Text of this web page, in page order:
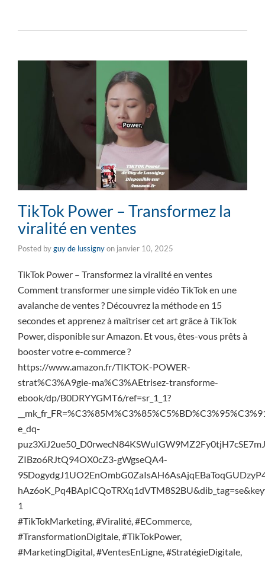
TikTok Power – Transformez la
viralité en ventes
Posted byguy de lussignyon janvier 10, 2025
TikTok Power – Transformez la viralité en ventes
Comment transformer une simple vidéo TikTok en une
avalanche de ventes ? Découvrez la méthode en 15
secondes et apprenez à maîtriser cet art grâce à TikTok
Power, disponible sur Amazon. Et vous, êtes-vous prêts à
booster votre e-commerce ?
https://www.amazon.fr/TIKTOK-POWER-
strat%C3%A9gie-ma%C3%AEtrisez-transforme-
ebook/dp/B0DRYYGMT6/ref=sr_1_1?
e_dq-
ZIBzo6RJtQ94OX0cZ3-gWgseQA4-
1
#TikTokMarketing, #Viralité, #ECommerce,
#TransformationDigitale, #TikTokPower,
#MarketingDigital, #VentesEnLigne, #StratégieDigitale,